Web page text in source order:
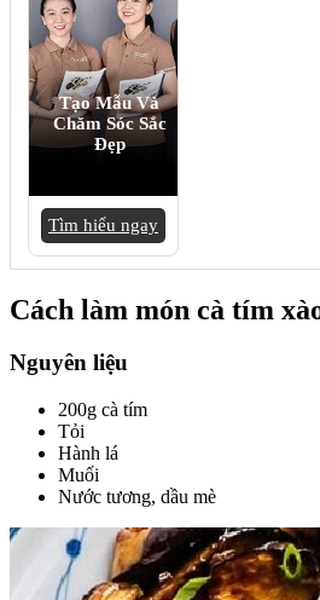
Tạo Mẫu Và
Chăm Sóc Sắc
Đẹp
Tìm hiểu ngay
Cách làm món cà tím
Nguyên liệu
200g cà tím
Tỏi
Hành lá
Muối
Nước tương, dầu mè